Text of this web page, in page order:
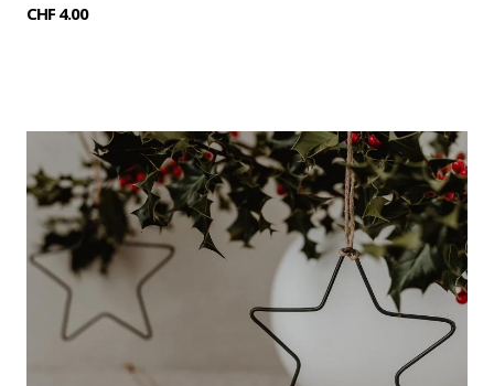
CHF 4.00